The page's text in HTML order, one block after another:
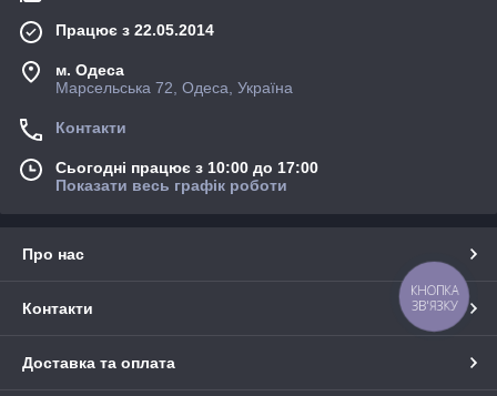
Працює з 22.05.2014
м. Одеса
Марсельська 72, Одеса, Україна
Контакти
Сьогодні працює з 10:00 до 17:00
Показати весь графік роботи
Про нас
Контакти
Доставка та оплата
КНОПКА
ЗВ'ЯЗКУ